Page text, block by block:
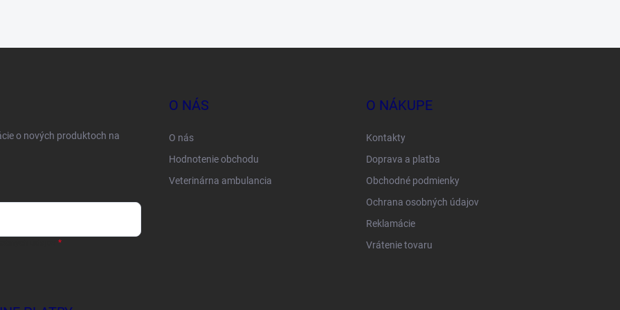
o nových produktoch na
O NÁS
O nás
Hodnotenie obchodu
Veterinárna ambulancia
O NÁKUPE
Kontakty
Doprava a platba
Obchodné podmienky
Ochrana osobných údajov
Reklamácie
Vrátenie tovaru